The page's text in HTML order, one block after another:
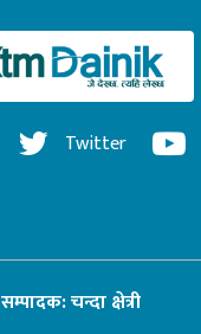
Twitter
सम्पादक: चन्दा क्षेत्री